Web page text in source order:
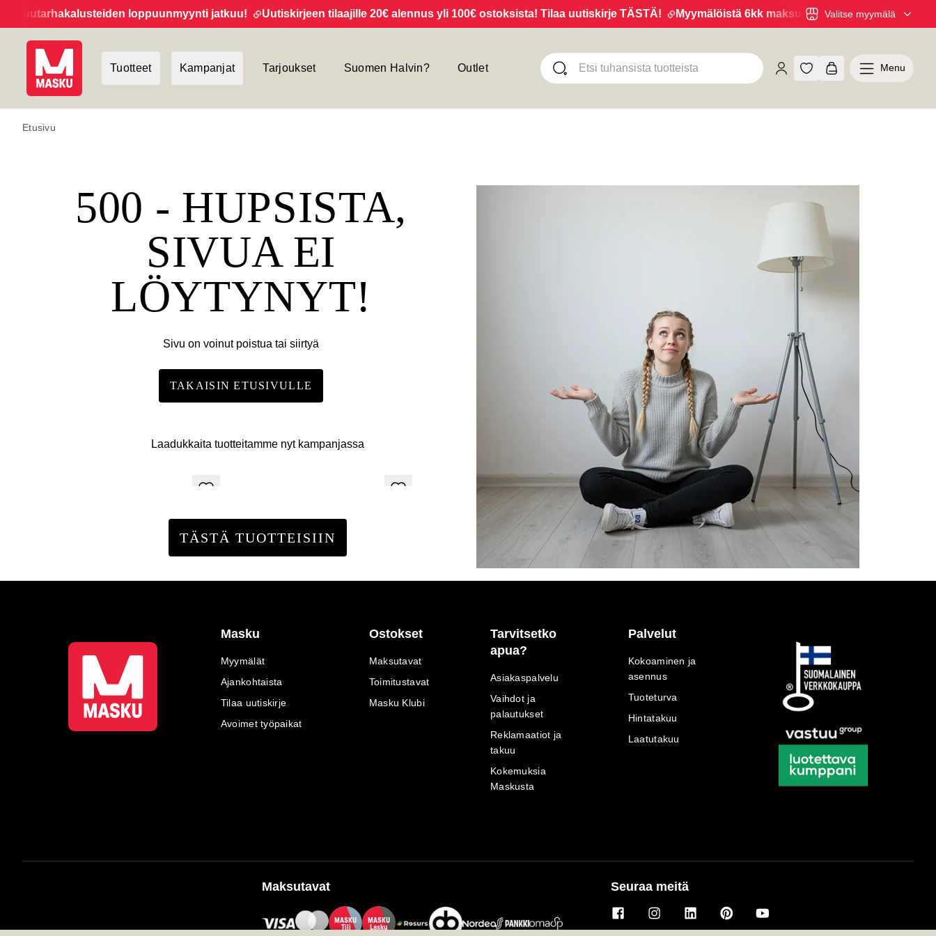
loppuunmyynti jatkuu! Uutiskirjeen tilaajille 20€ alennus yli 100€ ostoksista! Tilaa uutiskirje TÄSTÄ! Myymälöistä 6kk maksuaikaa 0% korolla! Hae
Valitse myymälä
Tuotteet Kampanjat Tarjoukset Suomen Halvin? Outlet Menu
Etusivu
500 - HUPSISTA,
SIVUA EI
LÖYTYNYT!
Sivu on voinut poistua tai siirtyä
TAKAISIN ETUSIVULLE
Laadukkaita tuotteitamme nyt kampanjassa
TÄSTÄ TUOTTEISIIN
Masku
Myymälät
Ajankohtaista
Tilaa uutiskirje
Avoimet työpaikat
Ostokset
Maksutavat
Toimitustavat
Masku Klubi
Tarvitsetko
apua?
Asiakaspalvelu
Vaihdot ja
palautukset
Reklamaatiot ja
takuu
Kokemuksia
Maskusta
Palvelut
Kokoaminen ja
asennus
Tuoteturva
Hintatakuu
Laatutakuu
Maksutavat
MASKU
Tili
MASKU
Lasku
Seuraa meitä